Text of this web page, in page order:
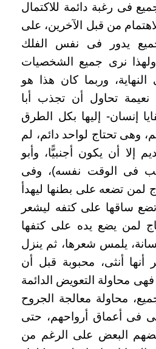
فى رغبة دائمة للاكتمال
من قبل الآخرين، على
يدور فى نفس الفلك
ولهذا نرى جميع الشخصيات
وربما كان هذا هو
تحاول أن تجذب أبا
إنسان- إليها بكل الطرق
وهى تحتاج لواحد دائم، لم
إلا أن يكون أجنبيًّا، وأبو
فى الوقت نفسه)، وفى
لمن تضعه على بطنها ليهدأ
ساقها على كتفه ليشعر
لمن يضع يده على كتفها
يلمس شعرها، ثم ينزل
أنثى، محبوبة قبل أن
محاولة التعويض الدائمة
محاولة معالجة الجروح
فى أعماق أرواحهم، حتى
البعض على الرغم من